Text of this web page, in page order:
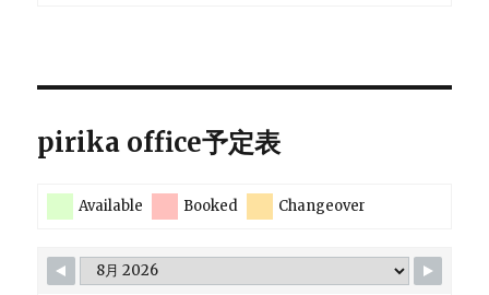
pirika office予定表
Available Booked Changeover